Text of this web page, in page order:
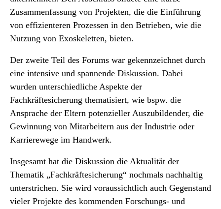
Zusammenfassung von Projekten, die die Einführung
von effizienteren Prozessen in den Betrieben, wie die
Nutzung von Exoskeletten, bieten.
Der zweite Teil des Forums war gekennzeichnet durch
eine intensive und spannende Diskussion. Dabei
wurden unterschiedliche Aspekte der
Fachkräftesicherung thematisiert, wie bspw. die
Ansprache der Eltern potenzieller Auszubildender, die
Gewinnung von Mitarbeitern aus der Industrie oder
Karrierewege im Handwerk.
Insgesamt hat die Diskussion die Aktualität der
Thematik „Fachkräftesicherung“ nochmals nachhaltig
unterstrichen. Sie wird voraussichtlich auch Gegenstand
vieler Projekte des kommenden Forschungs- und